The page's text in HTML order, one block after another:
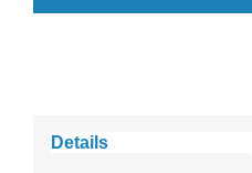
Details